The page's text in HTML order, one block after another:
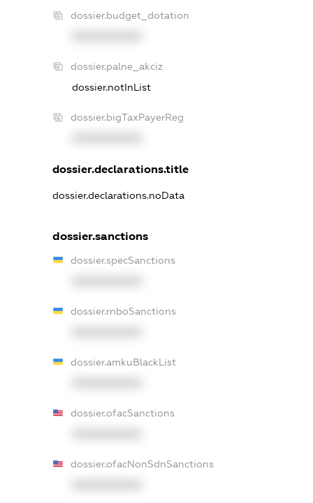
dossier.budget_dotation
dossier.palne_akciz
dossier.notInList
dossier.bigTaxPayerReg
dossier.declarations.title
dossier.declarations.noData
dossier.sanctions
dossier.specSanctions
dossier.rnboSanctions
dossier.amkuBlackList
dossier.ofacSanctions
dossier.ofacNonSdnSanctions